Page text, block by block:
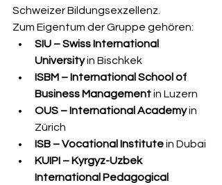
Schweizer Bildungsexzellenz.
Zum Eigentum der Gruppe gehören:
SIU – Swiss International
University in Bischkek
ISBM – International School of
Business Management in Luzern
OUS – International Academy in
Zürich
ISB – Vocational Institute in Dubai
KUIPI – Kyrgyz-Uzbek
International Pedagogical